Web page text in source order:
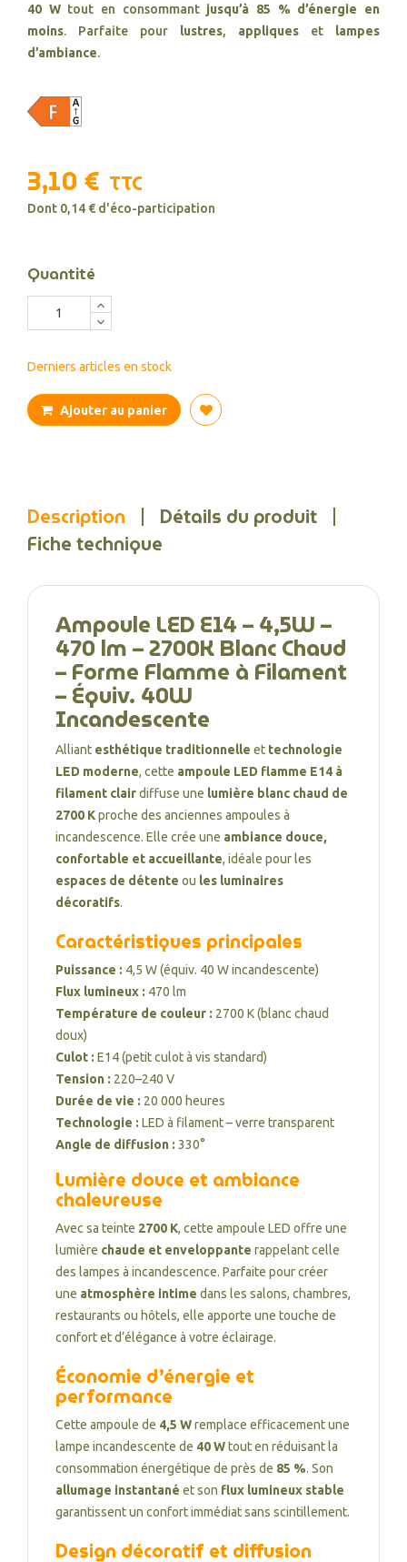
40 Wtout en consommant jusqu’à 85 % d’énergie en
moins. Parfaite pour lustres, appliques et lampes
d’ambiance.
3,10 € TTC
Dont 0,14 € d'éco-participation
Quantité
Derniers articles en stock
Ajouter au panier
Description
Détails du produit
Fiche technique
Ampoule LED E14 – 4,5W –
470 lm – 2700K Blanc Chaud
– Forme Flamme à Filament
– Équiv. 40W
Incandescente
Alliant esthétique traditionnelle et technologie
LED moderne, cette ampoule LED flamme E14 à
filament clairdiffuse une lumière blanc chaud de
2700 Kproche des anciennes ampoules à
incandescence. Elle crée une ambiance douce,
confortable et accueillante, idéale pour les
espaces de détente ou les luminaires
décoratifs.
Caractéristiques principales
Puissance : 4,5 W (équiv. 40 W incandescente)
Flux lumineux : 470 lm
Température de couleur : 2700 K (blanc chaud
doux)
Culot : E14 (petit culot à vis standard)
Tension : 220–240 V
Durée de vie : 20 000 heures
Technologie : LED à filament – verre transparent
Angle de diffusion : 330°
Lumière douce et ambiance
chaleureuse
Avec sa teinte 2700 K, cette ampoule LED offre une
lumière chaude et enveloppante rappelant celle
des lampes à incandescence. Parfaite pour créer
une atmosphère intime dans les salons, chambres,
restaurants ou hôtels, elle apporte une touche de
confort et d’élégance à votre éclairage.
Économie d’énergie et
performance
Cette ampoule de 4,5 Wremplace efficacement une
lampe incandescente de 40 Wtout en réduisant la
consommation énergétique de près de 85 %. Son
allumage instantané et son flux lumineux stable
garantissent un confort immédiat sans scintillement.
Design décoratif et diffusion